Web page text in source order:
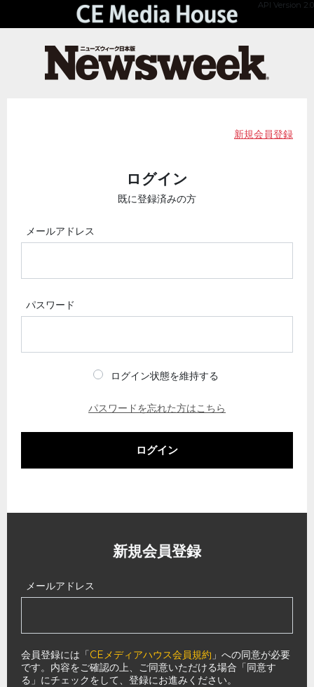
API Version 2.0
新規会員登録
ログイン
既に登録済みの方
メールアドレス
パスワード
ログイン状態を維持する
パスワードを忘れた方はこちら
ログイン
新規会員登録
メールアドレス
会員登録には「CEメディアハウス会員規約 」への同意が必要
です。内容をご確認の上、ご同意いただける場合「同意す
る」にチェックをして、登録にお進みください。